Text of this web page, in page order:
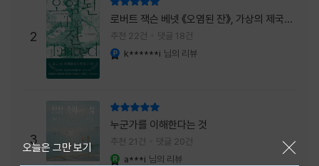
2
로버트 잭슨 베넷 《오염된 잔》, 가상의 제국이
주는 실감과 미스터리 사건의 치밀함이 이루어
내는 최상의 시너지...
추천 22건 댓글 18건
k******i 님의 리뷰
3
누군가를 이해한다는 것
추천 21건 댓글 20건
a***i 님의 리뷰
오늘은 그만 보기